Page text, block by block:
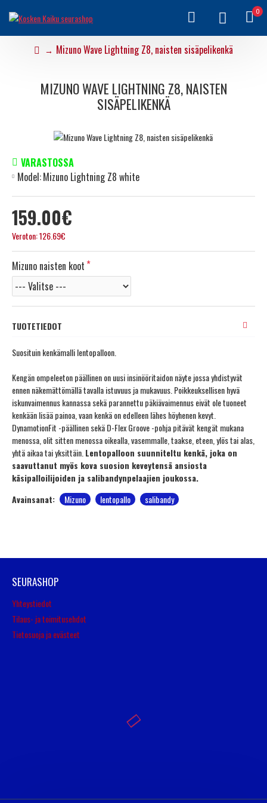
0
Mizuno Wave Lightning Z8, naisten sisäpelikenkä
MIZUNO WAVE LIGHTNING Z8, NAISTEN
SISÄPELIKENKÄ
159.00€
Veroton: 126.69€
VARASTOSSA
Model:Mizuno Lightning Z8 white
Mizuno naisten koot
TUOTETIEDOT
Suosituin kenkämalli lentopalloon.
Kengän ompeleeton päällinen on uusi insinööritaidon näyte jossa yhdistyvät
ennen näkemättömällä tavalla istuvuus ja mukavuus. Poikkeuksellisen hyvä
iskunvaimennus kannassa sekä parannettu päkiävaimennus eivät ole tuoneet
kenkään lisää painoa, vaan kenkä on edelleen lähes höyhenen kevyt.
DynamotionFit -päällinen sekä D-Flex Groove -pohja pitävät kengät mukana
menossa, olit sitten menossa oikealla, vasemmalle, taakse, eteen, ylös tai alas,
yhtä aikaa tai yksittäin. Lentopalloon suunniteltu kenkä, joka on
saavuttanut myös kova suosion keveytensä ansiosta
käsipalloilijoiden ja salibandynpelaajien joukossa.
Avainsanat:
Mizuno lentopallo salibandy
SEURASHOP
Yhteystiedot
Tilaus- ja toimitusehdot
Tietosuoja ja evästeet